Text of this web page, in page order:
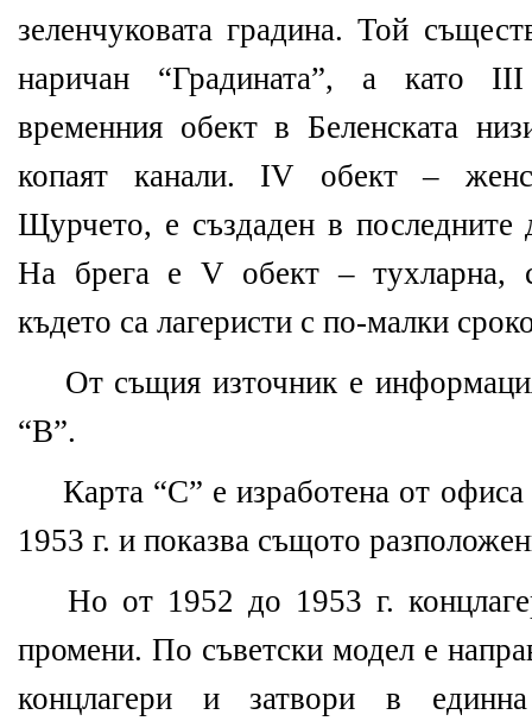
зеленчуковата градина. Той
наричан “Градината”, а като
временния обект в Беленската
копаят канали. ІV обект –
Щурчето, е създаден в последните
На брега е V обект – тухларна,
където са лагеристи с по-малки
От същия източник е
“В”.
Карта “С” е изработена от
1953 г. и показва същото
Но от 1952 до 1953 г.
промени. По съветски модел е
концлагери и затвори в единна